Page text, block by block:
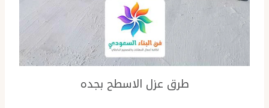
طرق عزل الاسطح بجده